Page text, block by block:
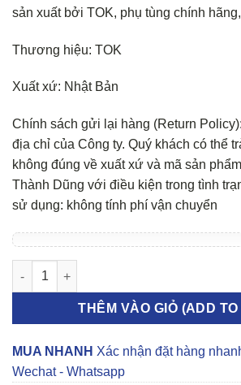
sản xuất bởi TOK, phụ tùng chính
Thương hiệu: TOK
Xuất xứ: Nhật Bản
Chính sách gửi lại hàng (Return
địa chỉ của Công ty. Quý khách có thể
không đúng về xuất xứ và mã sản
Thành Dũng với điều kiện trong tình
sử dụng: không tính phí vận chuyển
CÂY LÁP PHẢI HYUNDAI SANTAFE
THÊM VÀO GIỎ (ADD
MUA NHANH Xác nhận đặt hàng
Wechat - Whatsapp